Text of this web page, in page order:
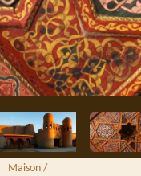
Maison /